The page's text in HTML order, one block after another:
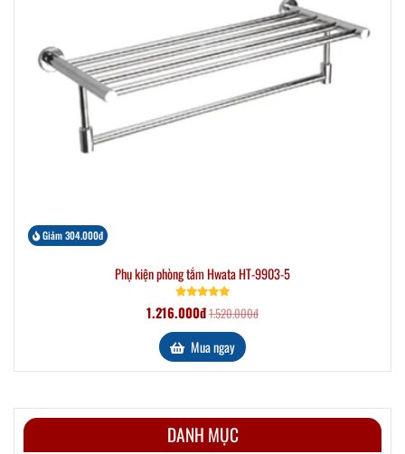
Giảm 304.000đ
Phụ kiện phòng tắm Hwata HT-9903-5
1.216.000đ1.520.000đ
Mua ngay
DANH MỤC